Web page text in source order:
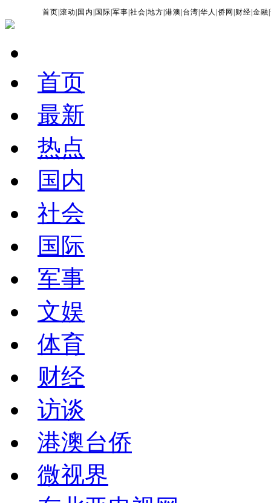
首页 |滚动 国内 国际 |军事 |社会 |地方 |港澳 台湾 |华人 |侨网 财经 |金融 |
首页
最新
热点
国内
社会
国际
军事
文娱
体育
财经
访谈
港澳台侨
微视界